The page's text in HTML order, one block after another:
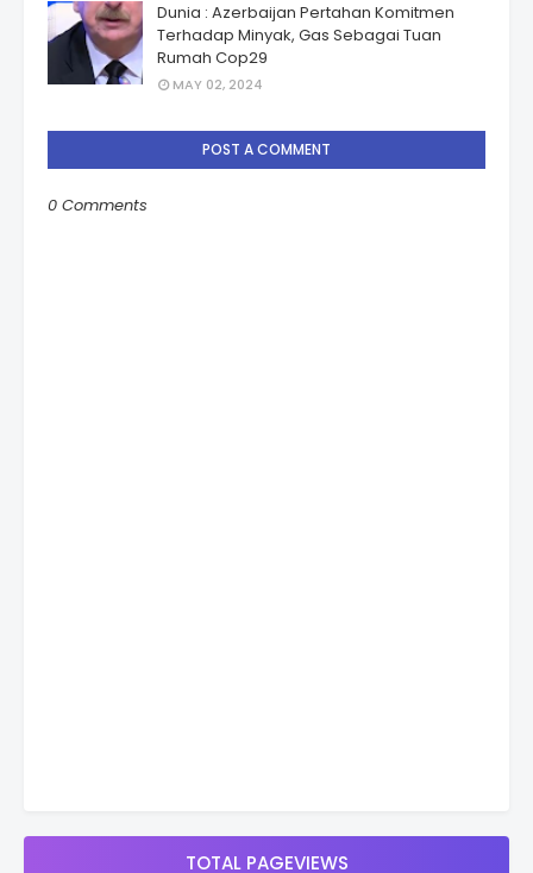
Dunia : Azerbaijan Pertahan Komitmen
Terhadap Minyak, Gas Sebagai Tuan
Rumah Cop29
MAY 02, 2024
POST A COMMENT
0 Comments
TOTAL PAGEVIEWS